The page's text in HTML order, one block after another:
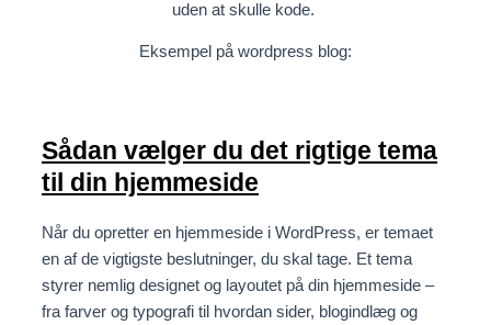
uden at skulle kode.
Eksempel på wordpress blog:
Sådan vælger du det rigtige tema
til din hjemmeside
Når du opretter en hjemmeside i WordPress, er temaet
en af de vigtigste beslutninger, du skal tage. Et tema
styrer nemlig designet og layoutet på din hjemmeside –
fra farver og typografi til hvordan sider, blogindlæg og